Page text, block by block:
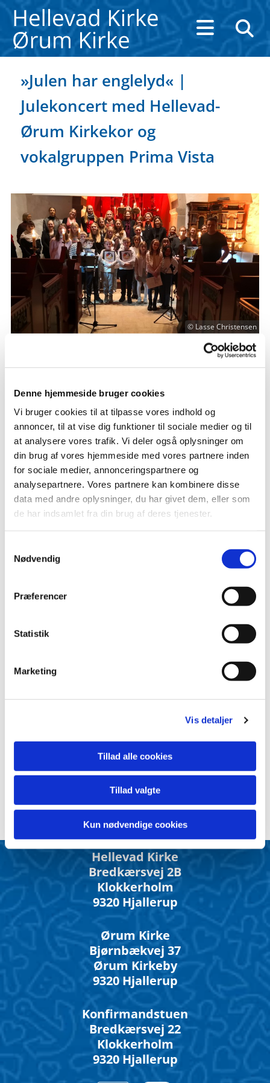
Denne hjemmeside bruger cookies
Vi bruger cookies til at tilpasse vores indhold og
annoncer, til at vise dig funktioner til sociale medier og til
at analysere vores trafik. Vi deler også oplysninger om
din brug af vores hjemmeside med vores partnere inden
for sociale medier, annonceringspartnere og
analysepartnere. Vores partnere kan kombinere disse
data med andre oplysninger, du har givet dem, eller som
de har indsamlet fra din brug af deres tjenester.
Nødvendig
Præferencer
Statistik
Marketing
Vis detaljer
Tillad alle cookies
Tillad valgte
Kun nødvendige cookies
»Julen har englelyd« |
Julekoncert med Hellevad-
Ørum Kirkekor og
vokalgruppen Prima Vista
© Lasse Christensen
Torsdag 10. december 2026, kl. 19:00
Hellevad Kirke, Bredkærsvej 2B,
Klokkerholm, 9320 Hjallerup
Hellevad-Ørum Kirkekor, Prima Vista
og organist Lasse Christensen
Hellevad Kirke
Bredkærsvej 2B
Klokkerholm
9320 Hjallerup
Ørum Kirke
Bjørnbækvej 37
Ørum Kirkeby
9320 Hjallerup
Konfirmandstuen
Bredkærsvej 22
Klokkerholm
9320 Hjallerup